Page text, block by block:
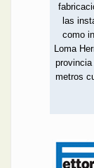
las
como
Loma
metros